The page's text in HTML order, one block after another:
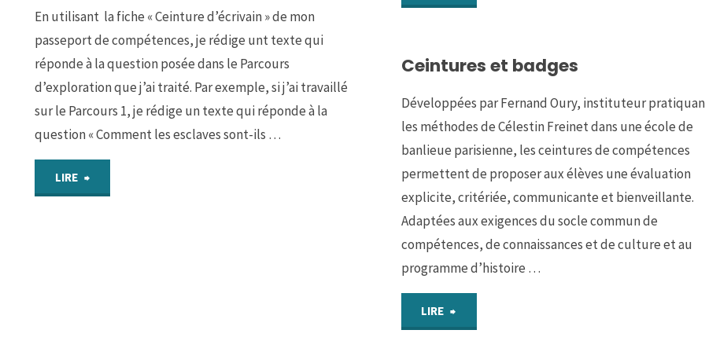
:
Le
scribe
accroupi"
Vivre
en
ville
au
Âge"
En utilisant la fiche « Ceinture d’écrivain » de mon
passeport de compétences, je rédige unt texte qui
réponde à la question posée dans le Parcours
d’exploration que j’ai traité. Par exemple, si j’ai travaillé
sur le Parcours 1, je rédige un texte qui réponde à la
question « Comment les esclaves sont-ils …
LIRE "Entrainement
Ceintures et badges
Développées par Fernand Oury, instituteur
les méthodes de Célestin Freinet dans une école de
banlieue parisienne, les ceintures de compétences
permettent de proposer aux élèves une évaluation
explicite, critériée, communicante et bienveillante.
Adaptées aux exigences du socle commun de
compétences, de connaissances et de culture et au
programme d’histoire …
LIRE